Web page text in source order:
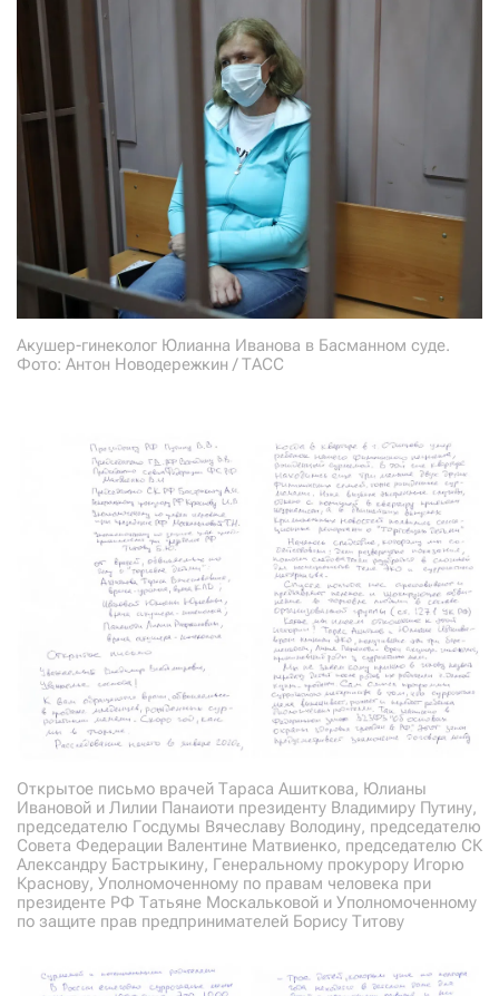
Акушер-гинеколог Юлианна Иванова в Басманном суде.
Фото: Антон Новодережкин / ТАСС
Открытое письмо врачей Тараса Ашиткова, Юлианы
Ивановой и Лилии Панаиоти президенту Владимиру Путину,
председателю Госдумы Вячеславу Володину, председателю
Совета Федерации Валентине Матвиенко, председателю СК
Александру Бастрыкину, Генеральному прокурору Игорю
Краснову, Уполномоченному по правам человека при
президенте РФ Татьяне Москальковой и Уполномоченному
по защите прав предпринимателей Борису Титову